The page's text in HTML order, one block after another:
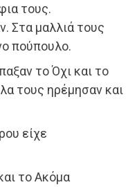
τους.
Στα μαλλιά τους
πούπουλο.
το Όχι και το
τους ηρέμησαν και
είχε
το Ακόμα